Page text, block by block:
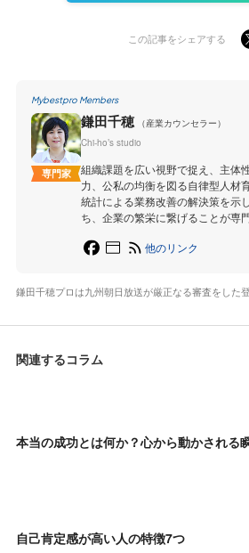
この記事をシェアする
Mybestpro Members
専門家
鎌田千穂
（産業カウンセラー）
Chi-ho’s studio
組織課題を広い視野で捉え、主体
力、公私の均衡を図る自律型人材
統計による業務改善の解決策を示
ち、企業の繁栄に繋げることが専門
他のリンク
鎌田千穂プロは九州朝日放送が厳正なる審査をした
関連するコラム
本当の成功とは何か？心から動かされる
自己肯定感が高い人の特徴7つ